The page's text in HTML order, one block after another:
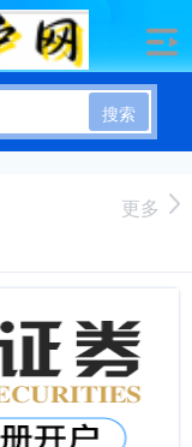
搜索
更多